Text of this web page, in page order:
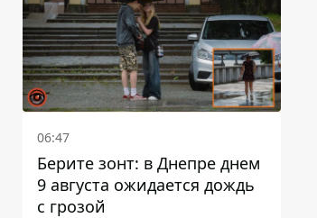
06:47
Берите зонт: в Днепре днем ​​
9 августа ожидается дождь
с грозой